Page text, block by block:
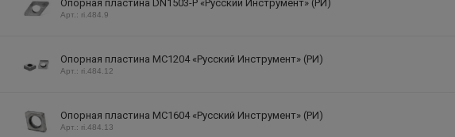
Опорная пластина DN1503-P «Русский Инструмент» (РИ)
Арт.: ri.484.9
Опорная пластина MC1204 «Русский Инструмент» (РИ)
Арт.: ri.484.12
Опорная пластина MC1604 «Русский Инструмент» (РИ)
Арт.: ri.484.13